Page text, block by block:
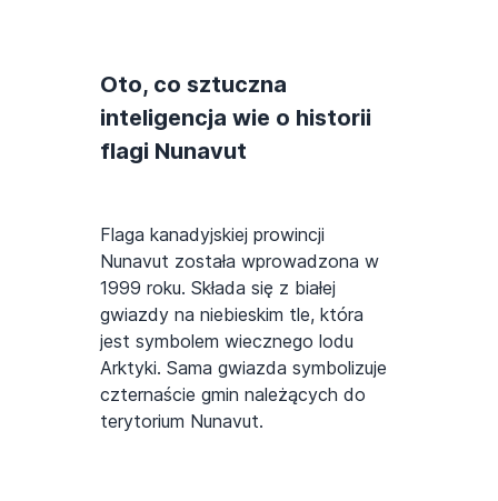
Oto, co sztuczna
inteligencja wie o historii
flagi Nunavut
Flaga kanadyjskiej prowincji
Nunavut została wprowadzona w
1999 roku. Składa się z białej
gwiazdy na niebieskim tle, która
jest symbolem wiecznego lodu
Arktyki. Sama gwiazda symbolizuje
czternaście gmin należących do
terytorium Nunavut.